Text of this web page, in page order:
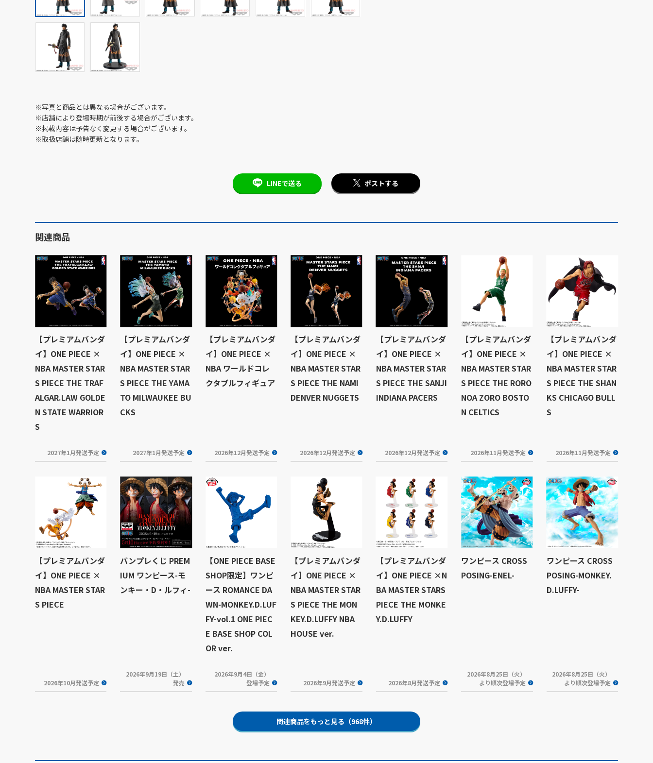
※写真と商品とは異なる場合がございます。
※店舗により登場時期が前後する場合がございます。
※掲載内容は予告なく変更する場合がございます。
※取扱店舗は随時更新となります。
LINEで送る ポストする
関連商品
【プレミアムバンダ
イ】ONE PIECE ×
NBA MASTER STAR
S PIECE THE TRAF
ALGAR.LAW GOLDE
N STATE WARRIOR
S
2027年1月発送予定
【プレミアムバンダ
イ】ONE PIECE ×
NBA MASTER STAR
S PIECE THE YAMA
TO MILWAUKEE BU
CKS
2027年1月発送予定
【プレミアムバンダ
イ】ONE PIECE ×
NBA ワールドコレ
クタブルフィギュア
2026年12月発送予定
【プレミアムバンダ
イ】ONE PIECE ×
NBA MASTER STAR
S PIECE THE NAMI
DENVER NUGGETS
2026年12月発送予定
【プレミアムバンダ
イ】ONE PIECE ×
NBA MASTER STAR
S PIECE THE SANJI
INDIANA PACERS
2026年12月発送予定
【プレミアムバンダ
イ】ONE PIECE ×
NBA MASTER STAR
S PIECE THE RORO
NOA ZORO BOSTO
N CELTICS
2026年11月発送予定
【プレミアムバンダ
イ】ONE PIECE ×
NBA MASTER STAR
S PIECE THE SHAN
KS CHICAGO BULL
S
2026年11月発送予定
【プレミアムバンダ
イ】ONE PIECE ×
NBA MASTER STAR
S PIECE
2026年10月発送予定
バンプレくじ PREM
IUM ワンピース-モ
ンキー・D・ルフィ-
2026年9月19日（土）
発売
【ONE PIECE BASE
SHOP限定】ワンピ
ース ROMANCE DA
WN-MONKEY.D.LUF
FY-vol.1 ONE PIEC
E BASE SHOP COL
OR ver.
2026年9月4日（金）
登場予定
【プレミアムバンダ
イ】ONE PIECE ×
NBA MASTER STAR
S PIECE THE MON
KEY.D.LUFFY NBA
HOUSE ver.
2026年9月発送予定
【プレミアムバンダ
イ】ONE PIECE ×N
BA MASTER STARS
PIECE THE MONKE
Y.D.LUFFY
2026年8月発送予定
ワンピース CROSS
POSING-ENEL-
2026年8月25日（火）
より順次登場予定
ワンピース CROSS
POSING-MONKEY.
D.LUFFY-
2026年8月25日（火）
より順次登場予定
関連商品をもっと見る（968件）